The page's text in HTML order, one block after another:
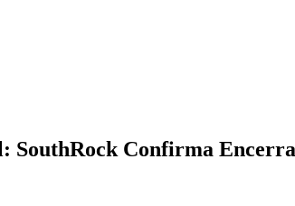
SouthRock Confirma